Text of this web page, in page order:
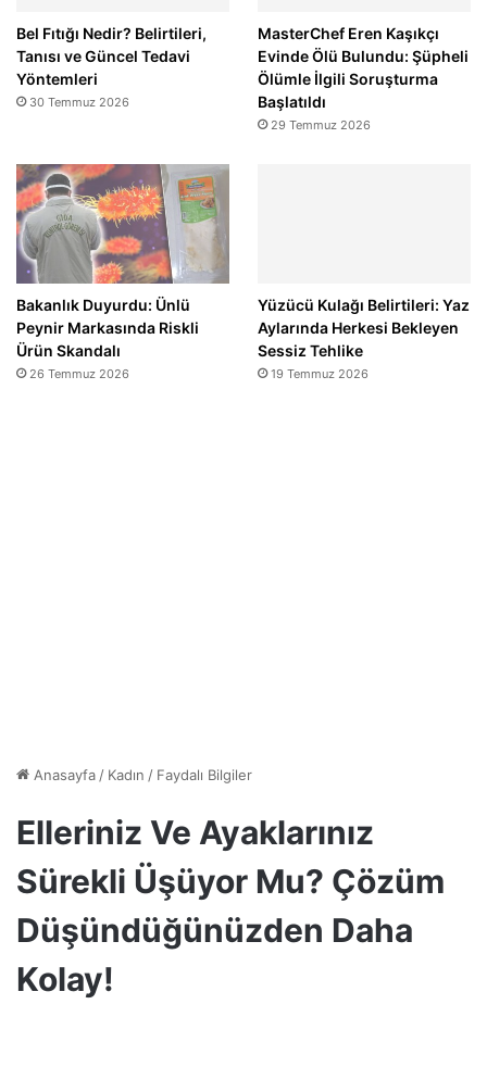
Bel Fıtığı Nedir? Belirtileri,
Tanısı ve Güncel Tedavi
Yöntemleri
30 Temmuz 2026
MasterChef Eren Kaşıkçı
Evinde Ölü Bulundu: Şüpheli
Ölümle İlgili Soruşturma
Başlatıldı
29 Temmuz 2026
Bakanlık Duyurdu: Ünlü
Peynir Markasında Riskli
Ürün Skandalı
26 Temmuz 2026
Yüzücü Kulağı Belirtileri: Yaz
Aylarında Herkesi Bekleyen
Sessiz Tehlike
19 Temmuz 2026